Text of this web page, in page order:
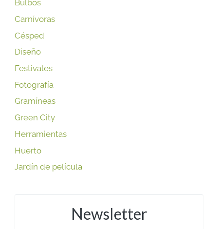
Bulbos
Carnívoras
Césped
Diseño
Festivales
Fotografía
Gramíneas
Green City
Herramientas
Huerto
Jardín de película
Newsletter